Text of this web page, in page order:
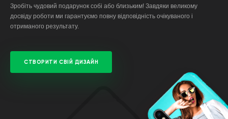
Зробіть чудовий подарунок собі або близьким! Завдяки великому
досвіду роботи ми гарантуємо повну відповідність очікуваного і
отриманого результату.
СТВОРИТИ СВІЙ ДИЗАЙН